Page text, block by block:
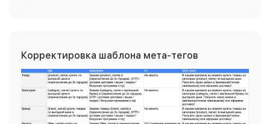
Корректировка шаблона мета-тегов